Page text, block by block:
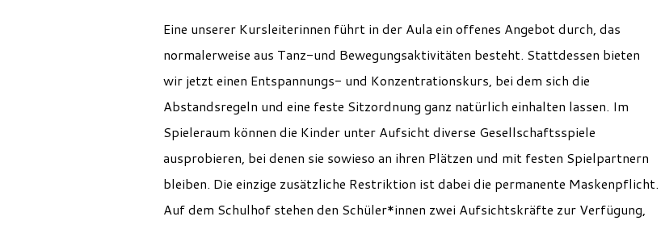
Eine unserer Kursleiterinnen führt in der Aula ein offenes Angebot durch, das
normalerweise aus Tanz-und Bewegungsaktivitäten besteht. Stattdessen bieten
wir jetzt einen Entspannungs- und Konzentrationskurs, bei dem sich die
Abstandsregeln und eine feste Sitzordnung ganz natürlich einhalten lassen. Im
Spieleraum können die Kinder unter Aufsicht diverse Gesellschaftsspiele
ausprobieren, bei denen sie sowieso an ihren Plätzen und mit festen Spielpartnern
bleiben. Die einzige zusätzliche Restriktion ist dabei die permanente Maskenpflicht.
Auf dem Schulhof stehen den Schüler*innen zwei Aufsichtskräfte zur Verfügung,